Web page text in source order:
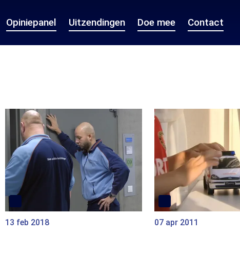
Opiniepanel Uitzendingen Doe mee Contact
13 feb 2018 07 apr 2011